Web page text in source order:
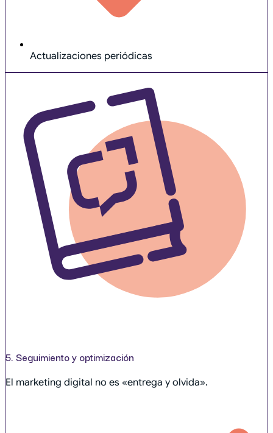
Actualizaciones periódicas
5. Seguimiento y optimización
El marketing digital no es «entrega y olvida».